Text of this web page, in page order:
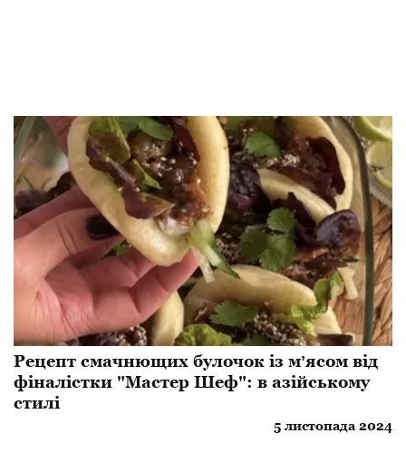
Рецепт смачнющих булочок із мʼясом від
фіналістки "Мастер Шеф": в азійському
стилі
5 листопада 2024